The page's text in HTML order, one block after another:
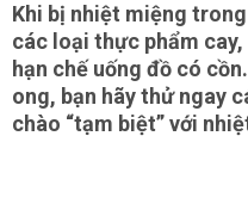
Khi bị nhiệt miệng
các loại thực phẩm
hạn chế uống đồ có
ong, bạn hãy thử ngay
chào “tạm biệt” với